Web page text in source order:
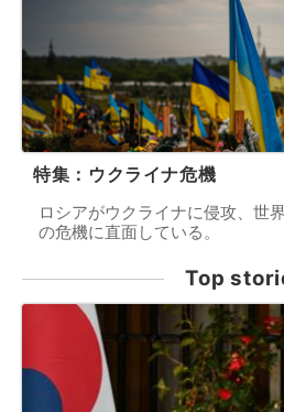
特集：ウクライナ危機
ロシアがウクライナに侵攻、世
の危機に直面している。
Top